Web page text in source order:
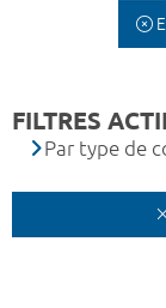
FILTRES
Par type de